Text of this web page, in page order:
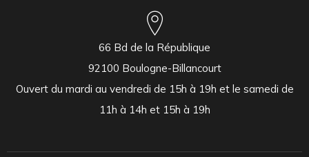
66 Bd de la République
92100 Boulogne-Billancourt
Ouvert du mardi au vendredi de 15h à 19h et le samedi de
11h à 14h et 15h à 19h